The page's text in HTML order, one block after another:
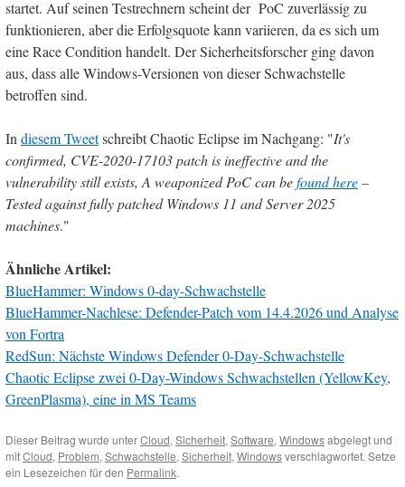
startet. Auf seinen Testrechnern scheint der PoC zuverlässig zu
funktionieren, aber die Erfolgsquote kann variieren, da es sich um
eine Race Condition handelt. Der Sicherheitsforscher ging davon
aus, dass alle Windows-Versionen von dieser Schwachstelle
betroffen sind.
Indiesem Tweetschreibt Chaotic Eclipse im Nachgang: "It's
confirmed, CVE-2020-17103 patch is ineffective and the
vulnerability still exists, A weaponized PoC can befound here–
Tested against fully patched Windows 11 and Server 2025
machines."
Ähnliche Artikel:
BlueHammer: Windows 0-day-Schwachstelle
BlueHammer-Nachlese: Defender-Patch vom 14.4.2026 und Analyse
von Fortra
RedSun: Nächste Windows Defender 0-Day-Schwachstelle
Chaotic Eclipse zwei 0-Day-Windows Schwachstellen (YellowKey,
GreenPlasma), eine in MS Teams
Dieser Beitrag wurde unterCloud, Sicherheit, Software, Windowsabgelegt und
mitCloud, Problem, Schwachstelle, Sicherheit, Windowsverschlagwortet. Setze
ein Lesezeichen für den Permalink.